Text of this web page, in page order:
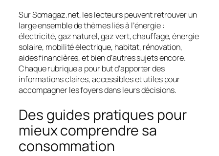
Sur Somagaz.net, les lecteurs peuvent retrouver un
large ensemble de thèmes liés à l’énergie :
électricité, gaz naturel, gaz vert, chauffage, énergie
solaire, mobilité électrique, habitat, rénovation,
aides financières, et bien d’autres sujets encore.
Chaque rubrique a pour but d’apporter des
informations claires, accessibles et utiles pour
accompagner les foyers dans leurs décisions.
Des guides pratiques pour
mieux comprendre sa
consommation